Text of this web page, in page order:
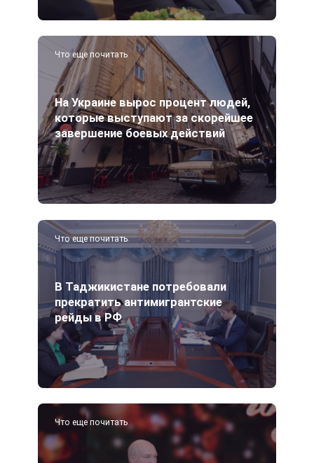
Что еще почитать
На Украине вырос процент людей,
которые выступают за скорейшее
завершение боевых действий
Что еще почитать
В Таджикистане потребовали
прекратить антимигрантские
рейды в РФ
Что еще почитать